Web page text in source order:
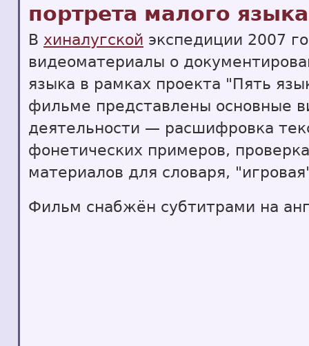
портрета малого языка
В хиналугской экспедиции 2007
видеоматериалы о
языка в рамках проекта "Пять
фильме представлены основные
деятельности — расшифровка
фонетических примеров,
материалов для словаря,
Фильм снабжён субтитрами на